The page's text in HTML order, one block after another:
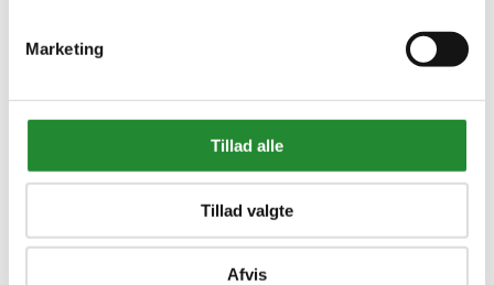
Marketing
Tillad alle
Tillad valgte
Afvis
Information